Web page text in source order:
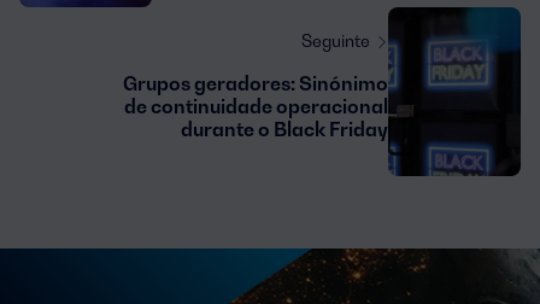
Seguinte
Grupos geradores: Sinónimo
de continuidade operacional
durante o Black Friday